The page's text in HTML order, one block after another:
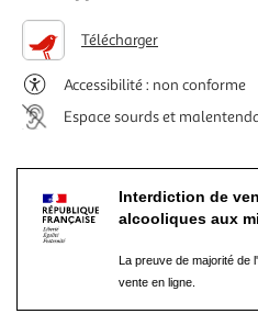
Télécharger
Accessibilité : non conforme
Espace sourds et
Interdiction de
alcooliques aux
La preuve de majorité de
vente en ligne.